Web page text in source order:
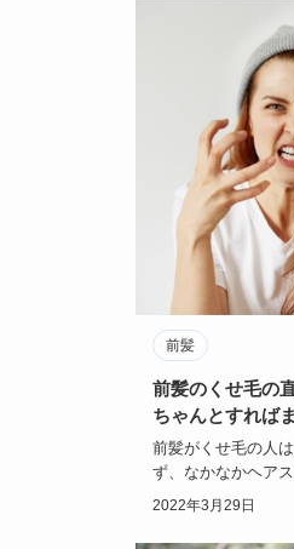
前髪
前髪のくせ毛の
ちゃんとすれば
前髪がくせ毛の人
ず、なかなかヘア
うものです。前髪
2022年3月29日